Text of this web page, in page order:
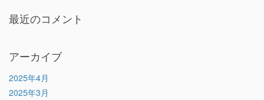
最近のコメント
アーカイブ
2025年4月
2025年3月